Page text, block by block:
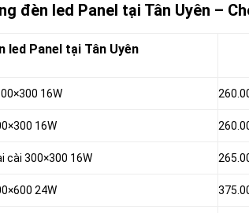
đèn led Panel tại Tân Uyên –
led Panel tại Tân Uyên
16W
16W
cài 300×300 16W
24W